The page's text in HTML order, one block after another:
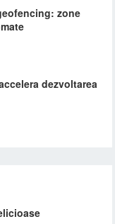
zone
dezvoltarea